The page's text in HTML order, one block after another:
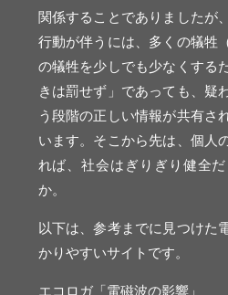
関係することでありましたが
行動が伴うには、多くの犠牲
の犠牲を少しでも少なくする
きは罰せず」であっても、疑
う段階の正しい情報が共有さ
います。そこから先は、個人
れば、社会はぎりぎり健全
か。
以下は、参考までに見つけた
かりやすいサイトです。
エコロガ「電磁波の影響」